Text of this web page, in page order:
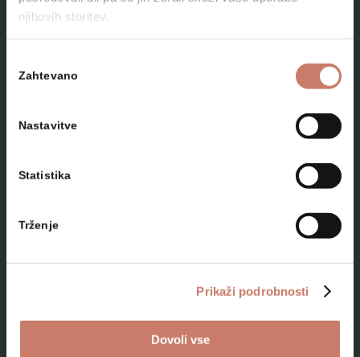
njihovih storitev.
soglasja
Zahtevano
Nastavitve
Statistika
Trženje
Prikaži podrobnosti
Dovoli vse
Kam na izlet
Programi za skupine odraslih